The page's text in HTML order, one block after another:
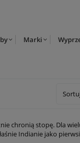
Marki
chronią stopę. Dla
Indianie jako